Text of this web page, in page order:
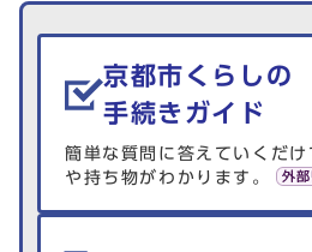
生活情報を探す
京都市くらしの
手続きガイド
簡単な質問に答えていくだ
や持ち物がわかります。